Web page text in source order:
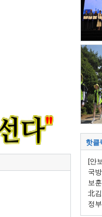
핫클
[안
국
보
北
정